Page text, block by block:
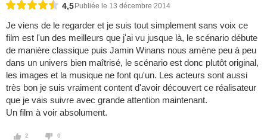
4,5 Publiée le 13 décembre 2014
Je viens de le regarder et je suis tout simplement sans voix ce
film est l'un des meilleurs que j'ai vu jusque là, le scénario débute
de manière classique puis Jamin Winans nous amène peu à peu
dans un univers bien maîtrisé, le scénario est donc plutôt original,
les images et la musique ne font qu'un. Les acteurs sont aussi
très bon je suis vraiment content d'avoir découvert ce réalisateur
que je vais suivre avec grande attention maintenant.
Un film à voir absolument.
2 0